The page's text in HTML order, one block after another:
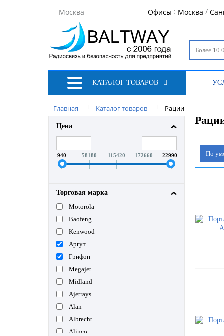
Москва Офисы : Москва /
КАТАЛОГ ТОВАРОВ
Главная Каталог товаров Рации
Цена
940 58180 115420 172660 229900
Торговая марка
Motorola
Baofeng
Kenwood
Аргут
Грифон
Megajet
Midland
Ajetrays
Alan
Albrecht
Alinco
По